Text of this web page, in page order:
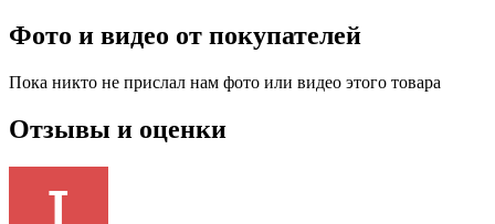
Фото и видео от покупателей
Пока никто не прислал нам фото или видео этого товара
Отзывы и оценки